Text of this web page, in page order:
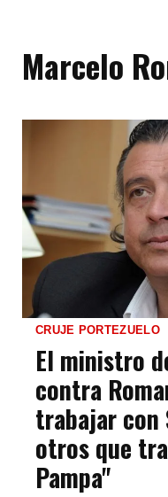
Marcelo
CRUJE PORTEZUELO
El ministro
contra
trabajar con
otros que
Pampa"